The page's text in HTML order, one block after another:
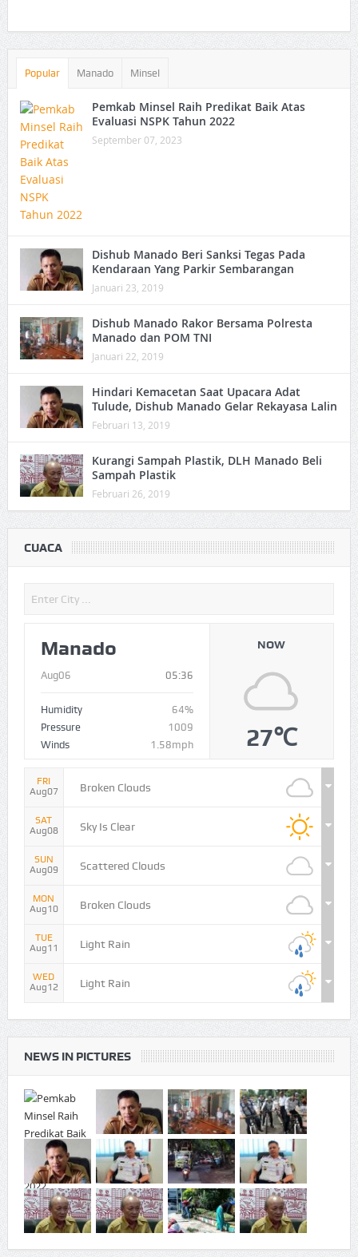
Popular Manado Minsel
Pemkab Minsel Raih Predikat Baik Atas
Evaluasi NSPK Tahun 2022
September 07, 2023
Dishub Manado Beri Sanksi Tegas Pada
Kendaraan Yang Parkir Sembarangan
Januari 23, 2019
Dishub Manado Rakor Bersama Polresta
Manado dan POM TNI
Januari 22, 2019
Hindari Kemacetan Saat Upacara Adat
Tulude, Dishub Manado Gelar Rekayasa Lalin
Februari 13, 2019
Kurangi Sampah Plastik, DLH Manado Beli
Sampah Plastik
Februari 26, 2019
CUACA
Manado
Aug06 05:36
Humidity
64%
Pressure
1009
Winds
1.58mph
NOW
27℃
FRI
Aug07
Broken Clouds
SAT
Aug08
Sky Is Clear
SUN
Aug09
Scattered Clouds
MON
Aug10
Broken Clouds
TUE
Aug11
Light Rain
WED
Aug12
Light Rain
NEWS IN PICTURES